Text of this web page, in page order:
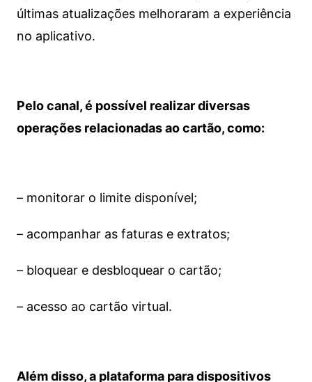
últimas atualizações melhoraram a experiência
no aplicativo.
Pelo canal, é possível realizar diversas
operações relacionadas ao cartão, como:
– monitorar o limite disponível;
– acompanhar as faturas e extratos;
– bloquear e desbloquear o cartão;
– acesso ao cartão virtual.
Além disso, a plataforma para dispositivos